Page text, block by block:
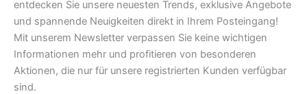
entdecken Sie unsere neuesten Trends, exklusive Angebote
und spannende Neuigkeiten direkt in Ihrem Posteingang!
Mit unserem Newsletter verpassen Sie keine wichtigen
Informationen mehr und profitieren von besonderen
Aktionen, die nur für unsere registrierten Kunden verfügbar
sind.